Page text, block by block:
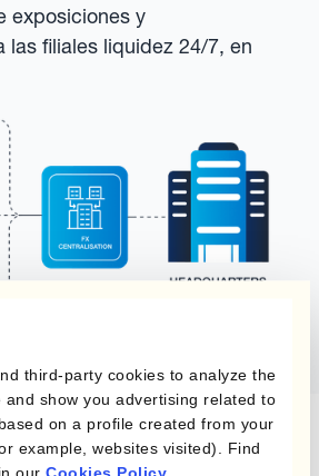
third-party cookies to analyze the
and show you advertising related to
on a profile created from your
example, websites visited). Find
our Cookies Policy
exposiciones y
las filiales liquidez 24/7, en